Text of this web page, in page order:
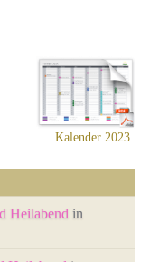
Kalender 2023
Heilabend in